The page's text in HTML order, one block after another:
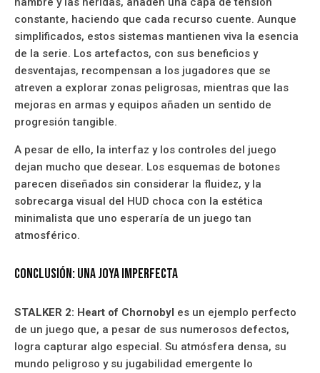
constante, haciendo que cada recurso cuente. Aunque
simplificados, estos sistemas mantienen viva la esencia
de la serie. Los artefactos, con sus beneficios y
desventajas, recompensan a los jugadores que se
atreven a explorar zonas peligrosas, mientras que las
mejoras en armas y equipos añaden un sentido de
progresión tangible.
A pesar de ello, la interfaz y los controles del juego
dejan mucho que desear. Los esquemas de botones
parecen diseñados sin considerar la fluidez, y la
sobrecarga visual del HUD choca con la estética
minimalista que uno esperaría de un juego tan
atmosférico.
Conclusión: una joya imperfecta
STALKER 2: Heart of Chornobyl es un ejemplo perfecto
de un juego que, a pesar de sus numerosos defectos,
logra capturar algo especial. Su atmósfera densa, su
mundo peligroso y su jugabilidad emergente lo